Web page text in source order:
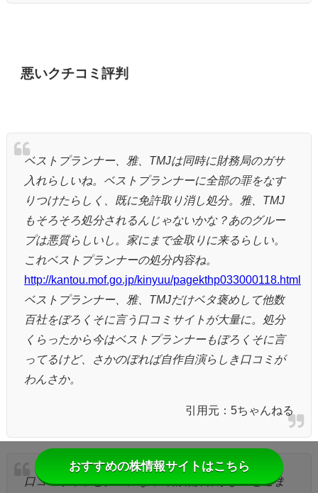
悪いクチコミ評判
ベストプランナー、雅、TMJは同時に財務局のガサ
入れらしいね。ベストプランナーに全部の罪をなす
りつけたらしく、既に免許取り消し処分。雅、TMJ
もそろそろ処分されるんじゃないかな？あのグルー
プは悪質らしいし。家にまで金取りに来るらしい。
これベストプランナーの処分内容ね。
http://kantou.mof.go.jp/kinyuu/pagekthp033000118.html
ベストプランナー、雅、TMJだけベタ褒めして他数
百社をぼろくそに言う口コミサイトが大量に。処分
くらったから今はベストプランナーもぼろくそに言
ってるけど、さかのぼれば自作自演らしき口コミが
わんさか。
引用元：5ちゃんねる
口コミサイトとグルになって情報操作かよ！どこま
おすすめの株情報サイトはこちら